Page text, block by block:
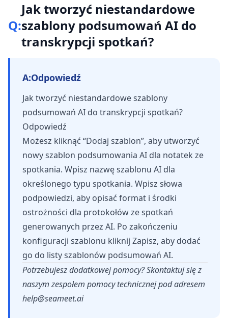
Q:
Jak tworzyć niestandardowe
szablony podsumowań AI do
transkrypcji spotkań?
A:Odpowiedź
Jak tworzyć niestandardowe szablony
podsumowań AI do transkrypcji spotkań?
Odpowiedź
Możesz kliknąć “Dodaj szablon”, aby utworzyć
nowy szablon podsumowania AI dla notatek ze
spotkania. Wpisz nazwę szablonu AI dla
określonego typu spotkania. Wpisz słowa
podpowiedzi, aby opisać format i środki
ostrożności dla protokołów ze spotkań
generowanych przez AI. Po zakończeniu
konfiguracji szablonu kliknij Zapisz, aby dodać
go do listy szablonów podsumowań AI.
Potrzebujesz dodatkowej pomocy? Skontaktuj się z
naszym zespołem pomocy technicznej pod adresem
help@seameet.ai